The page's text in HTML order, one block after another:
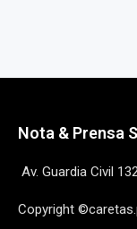
Nota & Prensa
Av. Guardia Civil
Copyright